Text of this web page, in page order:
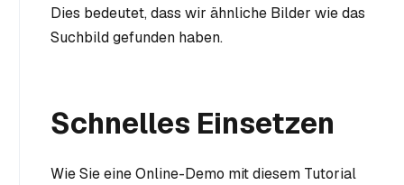
Dies bedeutet, dass wir ähnliche Bilder wie das
Suchbild gefunden haben.
Schnelles Einsetzen
Wie Sie eine Online-Demo mit diesem Tutorial